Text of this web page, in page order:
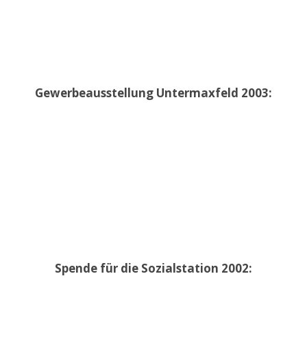
Gewerbeausstellung Untermaxfeld 2003:
Spende für die Sozialstation 2002: